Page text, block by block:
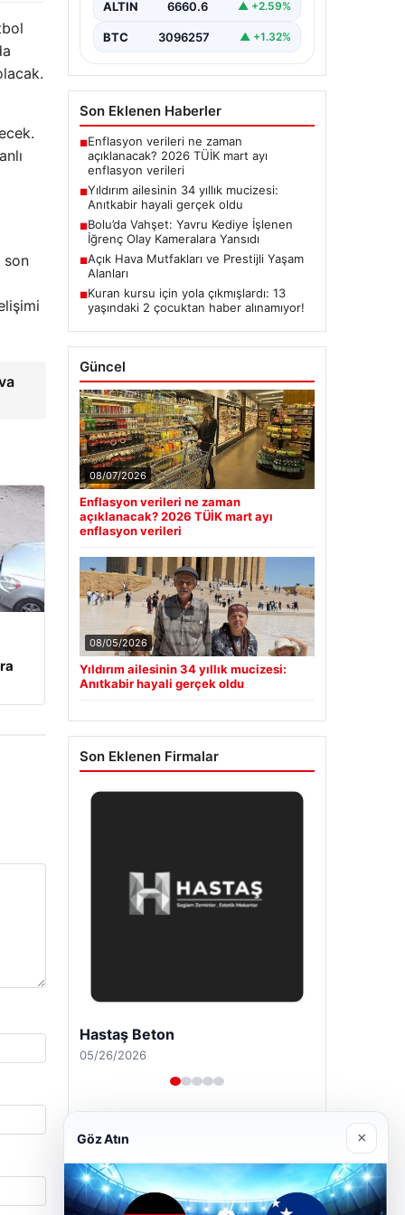
son
ALTIN 6660.6 ▲ +2.59%
BTC 3096257 ▲ +1.32%
Son Eklenen Haberler
■Enflasyon verileri ne zaman
açıklanacak? 2026 TÜİK mart ayı
enflasyon verileri
■Yıldırım ailesinin 34 yıllık mucizesi:
Anıtkabir hayali gerçek oldu
■Bolu’da Vahşet: Yavru Kediye İşlenen
İğrenç Olay Kameralara Yansıdı
■Açık Hava Mutfakları ve Prestijli Yaşam
Alanları
■Kuran kursu için yola çıkmışlardı: 13
yaşındaki 2 çocuktan haber alınamıyor!
Güncel
08/07/2026
Enflasyon verileri ne zaman
açıklanacak? 2026 TÜİK mart ayı
enflasyon verileri
08/05/2026
Yıldırım ailesinin 34 yıllık mucizesi:
Anıtkabir hayali gerçek oldu
Son Eklenen Firmalar
Prenses Night Club
04/29/2026
Göz Atın ×